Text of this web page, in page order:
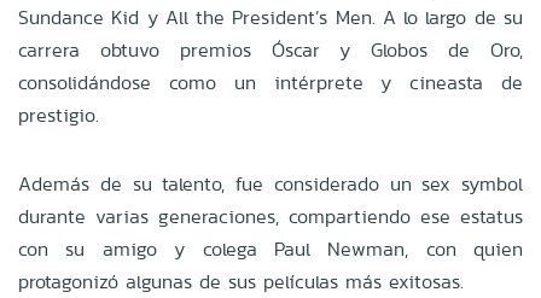
Sundance Kid y All the President’s Men. A lo largo de su
carrera obtuvo premios Óscar y Globos de Oro,
consolidándose como un intérprete y cineasta de
prestigio.
Además de su talento, fue considerado un sex symbol
durante varias generaciones, compartiendo ese estatus
con su amigo y colega Paul Newman, con quien
protagonizó algunas de sus películas más exitosas.